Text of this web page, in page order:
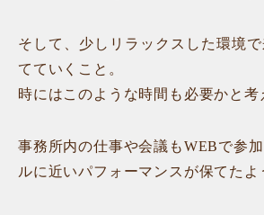
そして、少しリラックスした環境
てていくこと。
時にはこのような時間も必要かと考
事務所内の仕事や会議もWEBで参
ルに近いパフォーマンスが保てたよ